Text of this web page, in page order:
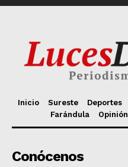
Inicio Sureste Deportes
Farándula
Opinión
Conócenos